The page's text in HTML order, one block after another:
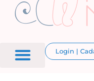
Login |